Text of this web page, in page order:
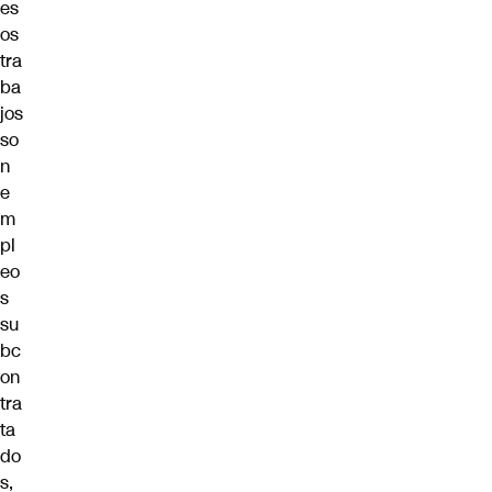
es
os
tra
ba
jos
so
n
e
m
pl
eo
s
su
bc
on
tra
ta
do
s,